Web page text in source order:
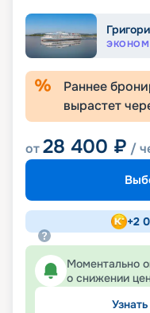
ЭКОНОМ
Раннее
вырастет
от28 400 ₽ /
+2
Моментально
о снижении